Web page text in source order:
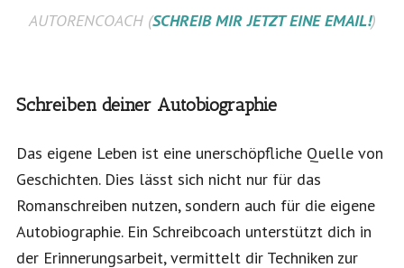
AUTORENCOACH (SCHREIB MIR JETZT EINE EMAIL!)
Schreiben deiner Autobiographie
Das eigene Leben ist eine unerschöpfliche Quelle von
Geschichten. Dies lässt sich nicht nur für das
Romanschreiben nutzen, sondern auch für die eigene
Autobiographie. Ein Schreibcoach unterstützt dich in
der Erinnerungsarbeit, vermittelt dir Techniken zur